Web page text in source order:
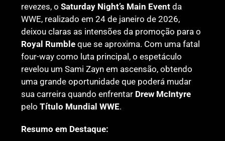
revezes, oSaturday Night’s Main Event da
WWE, realizado em 24 de janeiro de 2026,
deixou claras as intensões da promoção para o
Royal Rumble que se aproxima. Com uma fatal
four-way como luta principal, o espetáculo
revelou um Sami Zayn em ascensão, obtendo
uma grande oportunidade que poderá mudar
sua carreira quando enfrentar Drew McIntyre
peloTítulo Mundial WWE.
Resumo em Destaque: